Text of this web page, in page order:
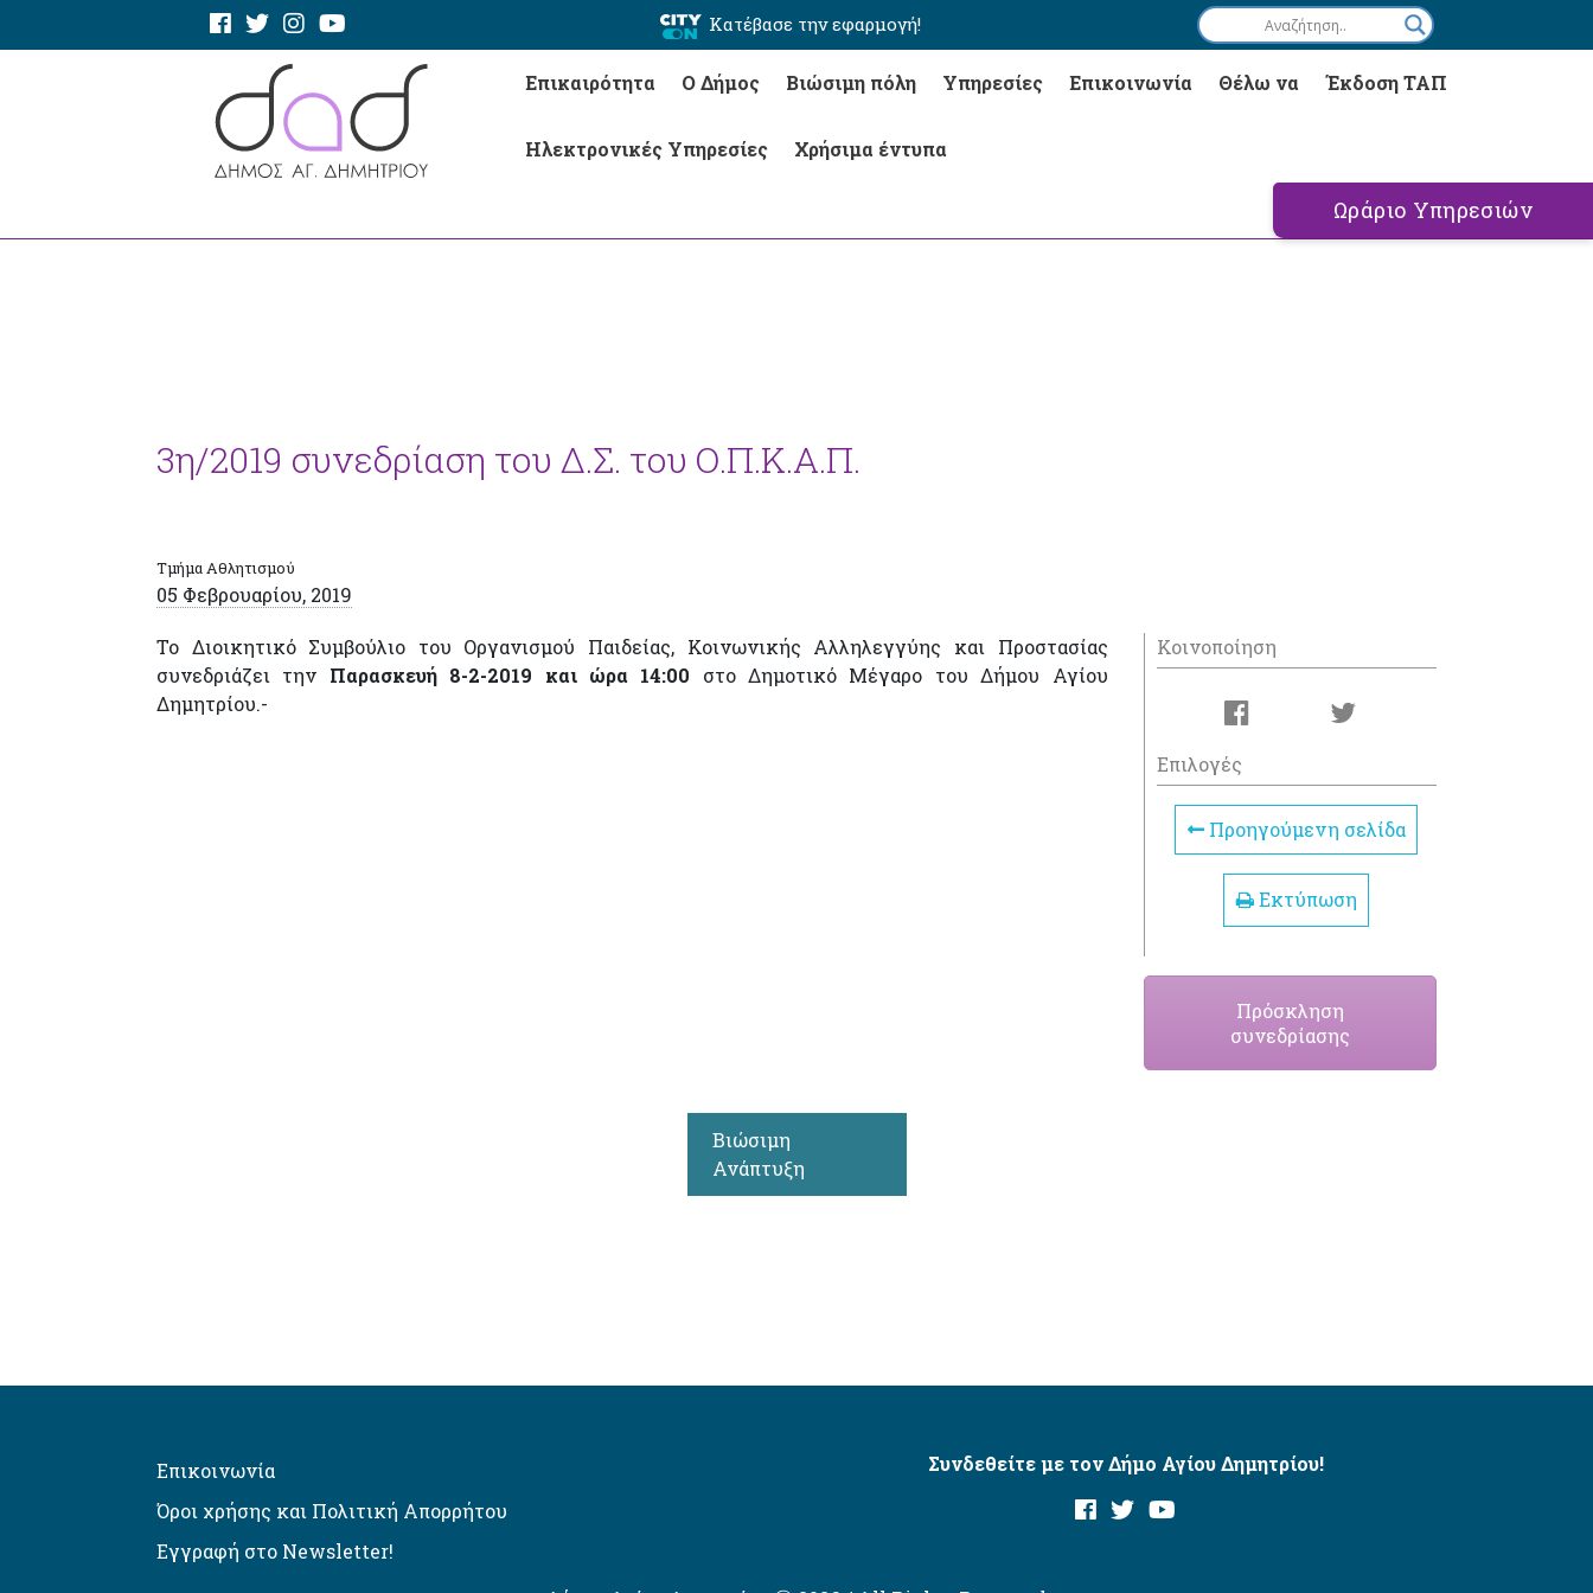
Κατέβασε την εφαρμογή!
Επικαιρότητα Ο Δήμος Βιώσιμη πόλη Υπηρεσίες Επικοινωνία Θέλω να Έκδοση ΤΑΠ
Ηλεκτρονικές Υπηρεσίες Χρήσιμα έντυπα
Ωράριο Υπηρεσιών
3η/2019 συνεδρίαση του Δ.Σ. του Ο.Π.Κ.Α.Π.
Τμήμα Αθλητισμού
05 Φεβρουαρίου, 2019
Το Διοικητικό Συμβούλιο του Οργανισμού Παιδείας, Κοινωνικής Αλληλεγγύης και Προστασίας
συνεδριάζει την Παρασκευή 8-2-2019 και ώρα 14:00 στο Δημοτικό Μέγαρο του Δήμου Αγίου
Δημητρίου.-
Κοινοποίηση
Επιλογές
Προηγούμενη σελίδα
Εκτύπωση
Πρόσκληση
συνεδρίασης
Βιώσιμη
Ανάπτυξη
Επικοινωνία
Όροι χρήσης και Πολιτική Απορρήτου
Εγγραφή στο Newsletter!
Συνδεθείτε με τον Δήμο Αγίου Δημητρίου!